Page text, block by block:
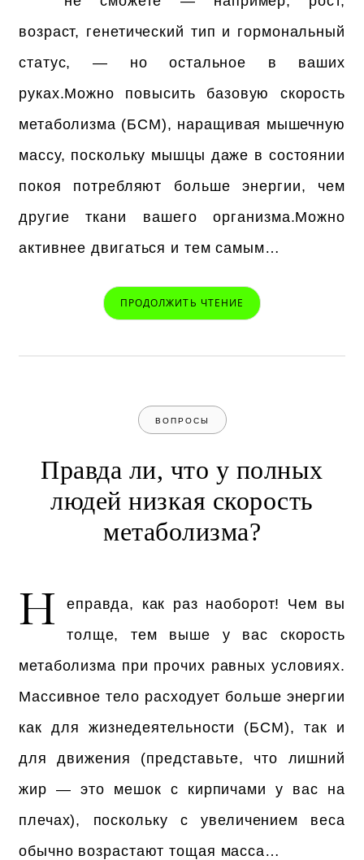
возраст, генетический тип и гормональный
статус, — но остальное в ваших
руках.Можно повысить базовую скорость
метаболизма (БСМ), наращивая мышечную
массу, поскольку мышцы даже в состоянии
покоя потребляют больше энергии, чем
другие ткани вашего организма.Можно
активнее двигаться и тем самым…
ПРОДОЛЖИТЬ ЧТЕНИЕ
ВОПРОСЫ
Правда ли, что у полных
людей низкая скорость
метаболизма?
Н
еправда, как раз наоборот! Чем вы
толще, тем выше у вас скорость
метаболизма при прочих равных условиях.
Массивное тело расходует больше энергии
как для жизнедеятельности (БСМ), так и
для движения (представьте, что лишний
жир — это мешок с кирпичами у вас на
плечах), поскольку с увеличением веса
обычно возрастают тощая масса…